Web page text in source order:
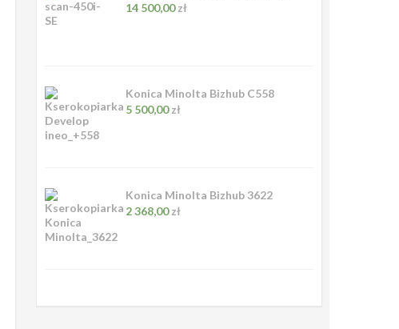
14 500,00zł
Konica Minolta Bizhub C558
5 500,00zł
Konica Minolta Bizhub 3622
2 368,00zł